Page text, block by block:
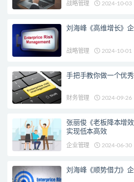
战略管理 2024-10-03
刘海峰《高维增长》
战略管理 2024-10-01
手把手教你做一个优
财务管理 2024-09-26
张丽俊《老板降本增
实现低本高效
企业管理 2024-06-30
刘海峰《顺势借力》